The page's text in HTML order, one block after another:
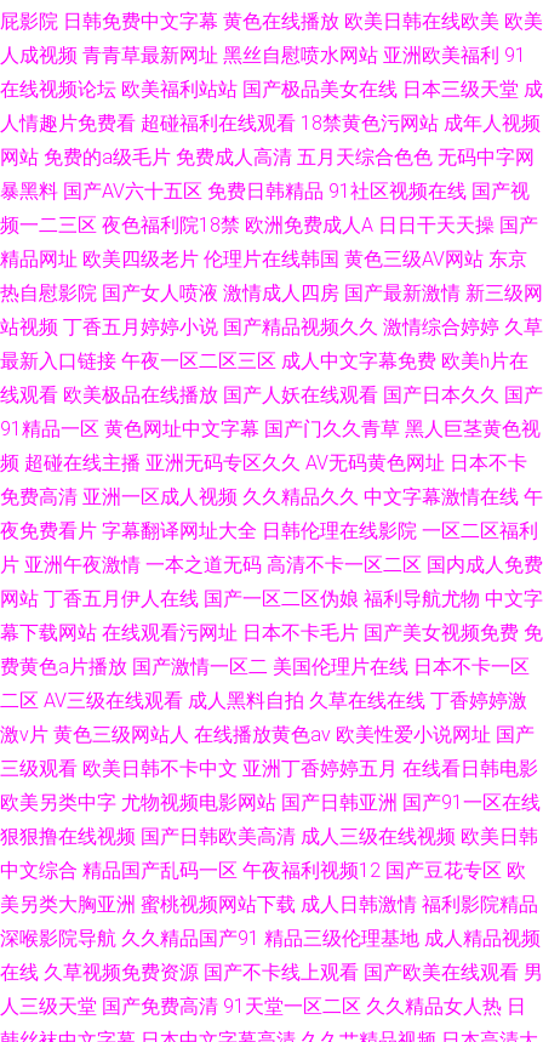
屁影院 日韩免费中文字幕 黄色在线播放 欧美日韩在线欧美 欧美
人成视频 青青草最新网址 黑丝自慰喷水网站 亚洲欧美福利 91
在线视频论坛 欧美福利站站 国产极品美女在线 日本三级天堂 成
人情趣片免费看 超碰福利在线观看 18禁黄色污网站 成年人视频
网站 免费的a级毛片 免费成人高清 五月天综合色色 无码中字网
暴黑料 国产AV六十五区 免费日韩精品 91社区视频在线 国产视
频一二三区 夜色福利院18禁 欧洲免费成人A 日日干天天操 国产
精品网址 欧美四级老片 伦理片在线韩国 黄色三级AV网站 东京
热自慰影院 国产女人喷液 激情成人四房 国产最新激情 新三级网
站视频 丁香五月婷婷小说 国产精品视频久久 激情综合婷婷 久草
最新入口链接 午夜一区二区三区 成人中文字幕免费 欧美h片在
线观看 欧美极品在线播放 国产人妖在线观看 国产日本久久 国产
91精品一区 黄色网址中文字幕 国产门久久青草 黑人巨茎黄色视
频 超碰在线主播 亚洲无码专区久久 AV无码黄色网址 日本不卡
免费高清 亚洲一区成人视频 久久精品久久 中文字幕激情在线 午
夜免费看片 字幕翻译网址大全 日韩伦理在线影院 一区二区福利
片 亚洲午夜激情 一本之道无码 高清不卡一区二区 国内成人免费
网站 丁香五月伊人在线 国产一区二区伪娘 福利导航尤物 中文字
幕下载网站 在线观看污网址 日本不卡毛片 国产美女视频免费 免
费黄色a片播放 国产激情一区二 美国伦理片在线 日本不卡一区
二区 AV三级在线观看 成人黑料自拍 久草在线在线 丁香婷婷激
激v片 黄色三级网站人 在线播放黄色av 欧美性爱小说网址 国产
三级观看 欧美日韩不卡中文 亚洲丁香婷婷五月 在线看日韩电影
欧美另类中字 尤物视频电影网站 国产日韩亚洲 国产91一区在线
狠狠撸在线视频 国产日韩欧美高清 成人三级在线视频 欧美日韩
中文综合 精品国产乱码一区 午夜福利视频12 国产豆花专区 欧
美另类大胸亚洲 蜜桃视频网站下载 成人日韩激情 福利影院精品
深喉影院导航 久久精品国产91 精品三级伦理基地 成人精品视频
在线 久草视频免费资源 国产不卡线上观看 国产欧美在线观看 男
人三级天堂 国产免费高清 91天堂一区二区 久久精品女人热 日